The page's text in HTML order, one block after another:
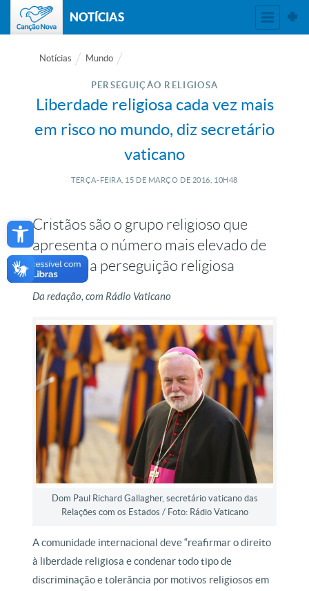
Open toolbar
NOTÍCIAS
Notícias Mundo
PERSEGUIÇÃO RELIGIOSA
Liberdade religiosa cada vez mais
em risco no mundo, diz secretário
vaticano
TERÇA-FEIRA, 15 DE MARÇO DE 2016, 10H48
Cristãos são o grupo religioso que
apresenta o número mais elevado de
vítimas da perseguição religiosa
Da redação, com Rádio Vaticano
Dom Paul Richard Gallagher, secretário vaticano das
Relações com os Estados / Foto: Rádio Vaticano
A comunidade internacional deve “reafirmar o direito
à liberdade religiosa e condenar todo tipo de
discriminação e tolerância por motivos religiosos em